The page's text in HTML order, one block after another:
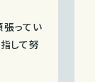
ってい
して努